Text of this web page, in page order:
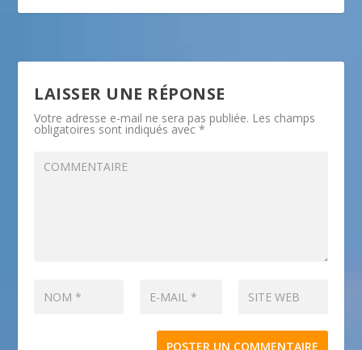
LAISSER UNE RÉPONSE
Votre adresse e-mail ne sera pas publiée. Les champs
obligatoires sont indiqués avec*